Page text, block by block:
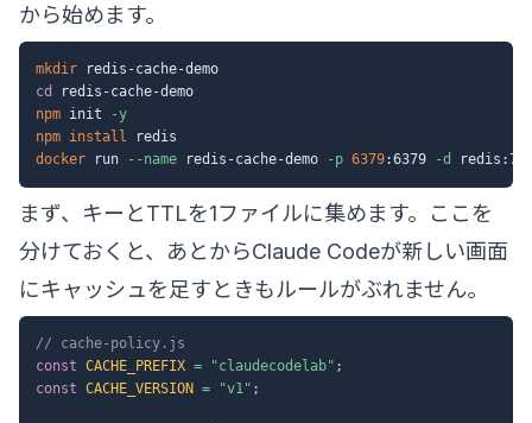
から始めます。
mkdir
cd
npm init
-y
npm install
docker run --name redis-cache-demo -p 6379:6379 -d
まず、キーとTTLを1ファイルに集めます。ここを
分けておくと、あとからClaude Codeが新しい画面
にキャッシュを足すときもルールがぶれません。
// cache-policy.js
const CACHE_PREFIX = "claudecodelab" ;
const CACHE_VERSION = "v1" ;